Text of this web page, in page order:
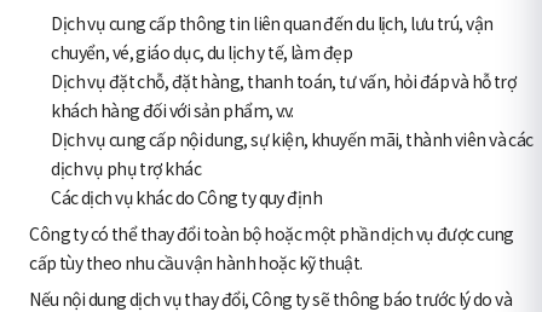
Dịch vụ cung cấp thông tin liên quan đến du lịch, lưu trú, vận
chuyển, vé, giáo dục, du lịch y tế, làm đẹp
Dịch vụ đặt chỗ, đặt hàng, thanh toán, tư vấn, hỏi đáp và hỗ trợ
khách hàng đối với sản phẩm, v.v.
Dịch vụ cung cấp nội dung, sự kiện, khuyến mãi, thành viên và các
dịch vụ phụ trợ khác
Các dịch vụ khác do Công ty quy định
Công ty có thể thay đổi toàn bộ hoặc một phần dịch vụ được cung
cấp tùy theo nhu cầu vận hành hoặc kỹ thuật.
Nếu nội dung dịch vụ thay đổi, Công ty sẽ thông báo trước lý do và